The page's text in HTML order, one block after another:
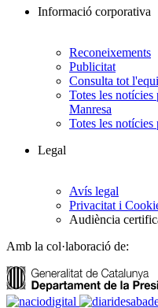
Informació corporativa
Reconeixements
Publicitat
Consulta tot
Totes les
Manresa
Totes les notícies
Legal
Avís legal
Privacitat i
Audiència
Amb la col·laboració de: